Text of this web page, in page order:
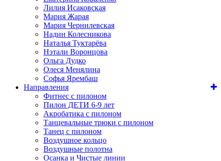
Лилия Исаковская
Мария Жарая
Мария Чернилевская
Надин Колесникова
Наталья Туктарёва
Нэтали Воронцова
Ольга Дудко
Олеся Менялина
Софья Ярембаш
Направления
Фитнес с пилоном
Пилон ДЕТИ 6-9 лет
Акробатика с пилоном
Танцевальные трюки с пилоном
Танец с пилоном
Воздушное кольцо
Воздушные полотна
Осанка и Чистые линии